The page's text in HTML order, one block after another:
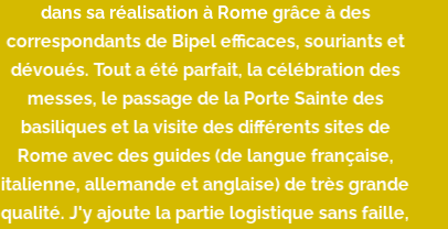
dans sa réalisation à Rome grâce à des
correspondants de Bipel efficaces, souriants et
dévoués. Tout a été parfait, la célébration des
messes, le passage de la Porte Sainte des
basiliques et la visite des différents sites de
Rome avec des guides (de langue française,
italienne, allemande et anglaise) de très grande
qualité. J'y ajoute la partie logistique sans faille,